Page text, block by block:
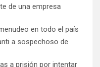
de una empresa
en todo el país
a sospechoso de
a prisión por intentar